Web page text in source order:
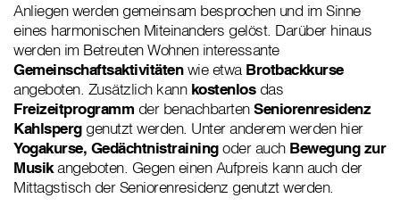
Anliegen werden gemeinsam besprochen und im Sinne
eines harmonischen Miteinanders gelöst. Darüber hinaus
werden im Betreuten Wohnen interessante
Gemeinschaftsaktivitätenwie etwa Brotbackkurse
angeboten. Zusätzlich kann kostenlosdas
Freizeitprogramm der benachbartenSeniorenresidenz
Kahlsperggenutzt werden. Unter anderem werden hier
Yogakurse, Gedächtnistrainingoder auch Bewegung zur
Musikangeboten. Gegen einen Aufpreis kann auch der
Mittagstisch der Seniorenresidenz genutzt werden.